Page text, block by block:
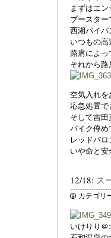
まずはエ
ブースタ
西湘バイパ
いつもの
路肩によ
それから
空気入れ
応急処置
そして吉
バイク停め
レッドバ
いや命と安
12/18: ス
カテゴリ
いけりり